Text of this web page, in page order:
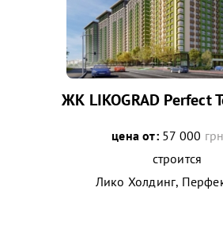
ЖК LIKOGRAD Perfect
цена от:57 000
строится
Лико Холдинг,